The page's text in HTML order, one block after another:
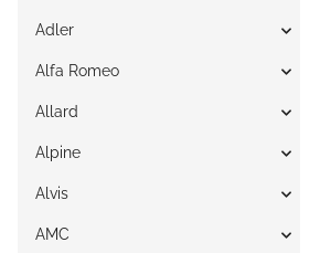
Adler
Alfa Romeo
Allard
Alpine
Alvis
AMC